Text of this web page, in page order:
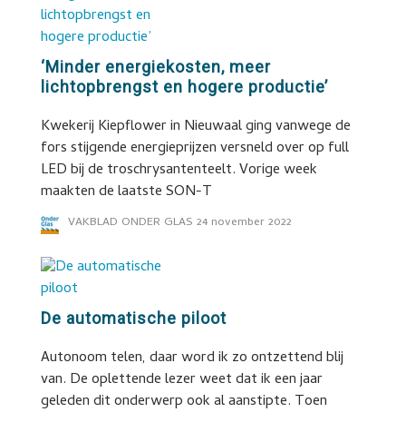
‘Minder energiekosten, meer
lichtopbrengst en hogere productie’
Kwekerij Kiepflower in Nieuwaal ging vanwege de
fors stijgende energieprijzen versneld over op full
LED bij de troschrysantenteelt. Vorige week
maakten de laatste SON-T
VAKBLAD ONDER GLAS 24 november 2022
De automatische piloot
Autonoom telen, daar word ik zo ontzettend blij
van. De oplettende lezer weet dat ik een jaar
geleden dit onderwerp ook al aanstipte. Toen